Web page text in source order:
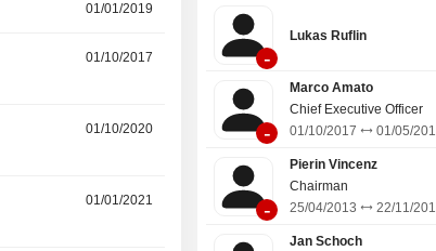
01/01/2019
01/10/2017 01/10/2025
01/10/2020 08/05/2025
01/01/2021 08/05/2025
côté des acheteurs, elle vend des
l'intermédiaire de partenaires de
-
Lukas Ruflin
-
Marco Amato
Chief Executive Officer
01/10/2017
01/05/
-
Pierin Vincenz
Chairman
25/04/2013
22/11/
Jan Schoch